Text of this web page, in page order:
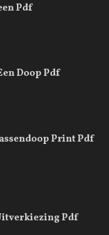
Pdf
Doop Pdf
Print Pdf
Pdf